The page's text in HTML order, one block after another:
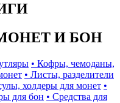
И БОН
• Кофры, чемоданы,
• Листы, разделители
холдеры для монет •
для бон • Средства для